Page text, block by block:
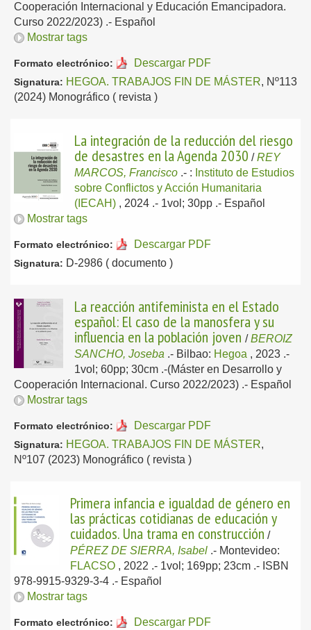
Cooperación Internacional y Educación Emancipadora.
Curso 2022/2023) .- Español
Mostrar tags
Formato electrónico: Descargar PDF
Signatura: HEGOA. TRABAJOS FIN DE MÁSTER, Nº113
(2024) Monográfico ( revista )
La integración de la reducción del riesgo
de desastres en la Agenda 2030 /REY
MARCOS, Francisco .- : Instituto de Estudios
sobre Conflictos y Acción Humanitaria
(IECAH) , 2024 .- 1vol; 30pp .- Español
Mostrar tags
Formato electrónico: Descargar PDF
Signatura: D-2986 ( documento )
La reacción antifeminista en el Estado
español: El caso de la manosfera y su
influencia en la población joven /BEROIZ
SANCHO, Joseba .- Bilbao: Hegoa , 2023 .-
1vol; 60pp; 30cm .-(Máster en Desarrollo y
Cooperación Internacional. Curso 2022/2023) .- Español
Mostrar tags
Formato electrónico: Descargar PDF
Signatura: HEGOA. TRABAJOS FIN DE MÁSTER,
Nº107 (2023) Monográfico ( revista )
Primera infancia e igualdad de género en
las prácticas cotidianas de educación y
cuidados. Una trama en construcción /
PÉREZ DE SIERRA, Isabel .- Montevideo:
FLACSO , 2022 .- 1vol; 169pp; 23cm .- ISBN
978-9915-9329-3-4 .- Español
Mostrar tags
Formato electrónico: Descargar PDF